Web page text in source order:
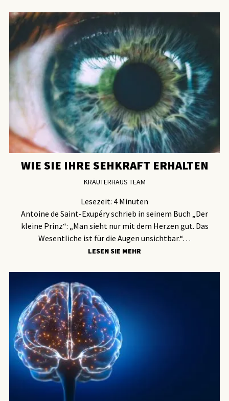
WIE SIE IHRE SEHKRAFT ERHALTEN
KRÄUTERHAUS TEAM
Lesezeit: 4 Minuten
Antoine de Saint-Exupéry schrieb in seinem Buch „Der
kleine Prinz“: „Man sieht nur mit dem Herzen gut. Das
Wesentliche ist für die Augen unsichtbar.“…
LESEN SIE MEHR